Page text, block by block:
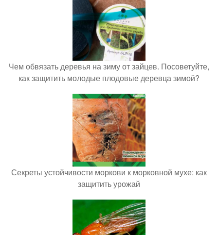
Чем обвязать деревья на зиму от зайцев. Посоветуйте,
как защитить молодые плодовые деревца зимой?
Секреты устойчивости моркови к морковной мухе: как
защитить урожай